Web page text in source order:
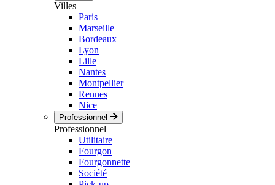
Villes
Paris
Marseille
Bordeaux
Lyon
Lille
Nantes
Montpellier
Rennes
Nice
Professionnel
Professionnel
Utilitaire
Fourgon
Fourgonnette
Société